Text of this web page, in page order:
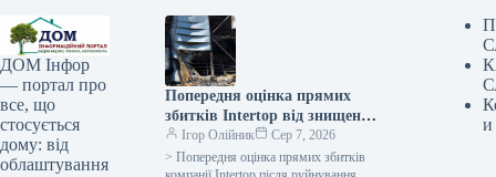
ДОМ Інфор
— портал про
все, що
стосується
дому: від
облаштування
Попередня оцінка прямих
збитків Intertop від знищення
головного складу сягає 450
мільйонів гривень.
Ігор Олійник
Сер 7, 2026
> Попередня оцінка прямих збитків
и